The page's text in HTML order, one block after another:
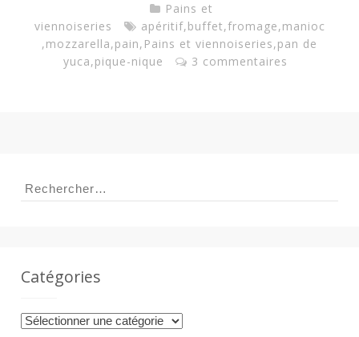
Pains et
viennoiseries
apéritif,buffet,fromage,manioc
,mozzarella,pain, Pains et viennoiseries,pan de
yuca,pique-nique 3 commentaires
Rechercher :
Catégories
Catégories